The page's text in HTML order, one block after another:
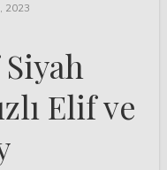
2023
Elif ve